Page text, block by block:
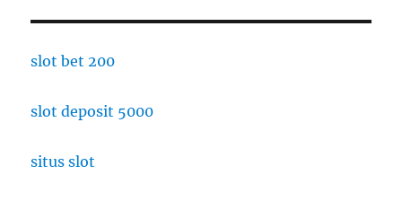
slot bet 200
slot deposit 5000
situs slot